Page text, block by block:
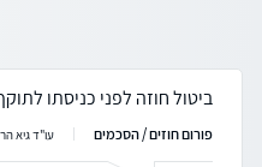
ביטול חוזה לפני כניסתו
פורום חוזים / הסכמים עו"ד גיא